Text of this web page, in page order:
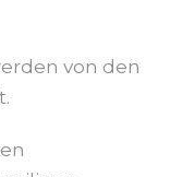
von den